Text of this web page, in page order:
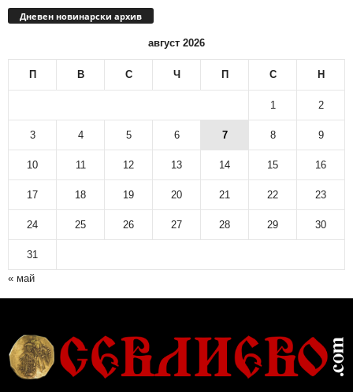
Дневен новинарски архив
август 2026
П В С Ч П С Н
1 2
3 4 5 6 7 8 9
10 11 12 13 14 15 16
17 18 19 20 21 22 23
24 25 26 27 28 29 30
31
« май